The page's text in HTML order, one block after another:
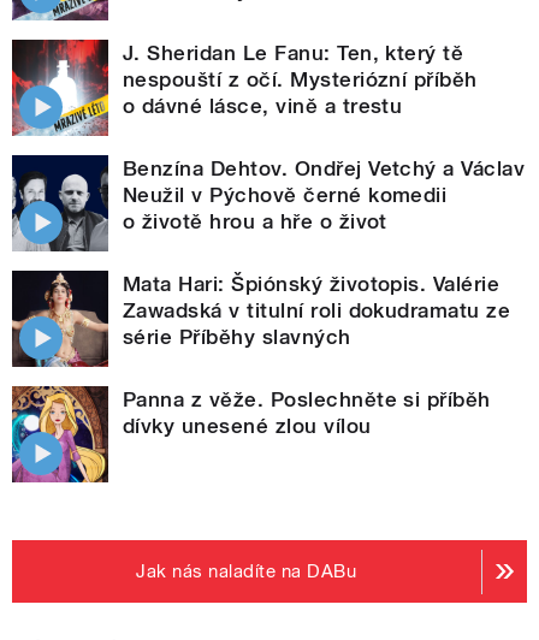
J. Sheridan Le Fanu: Ten, který tě
nespouští z očí. Mysteriózní příběh
o dávné lásce, vině a trestu
Benzína Dehtov. Ondřej Vetchý a Václav
Neužil v Pýchově černé komedii
o životě hrou a hře o život
Mata Hari: Špiónský životopis. Valérie
Zawadská v titulní roli dokudramatu ze
série Příběhy slavných
Panna z věže. Poslechněte si příběh
dívky unesené zlou vílou
Jak nás naladíte na DABu